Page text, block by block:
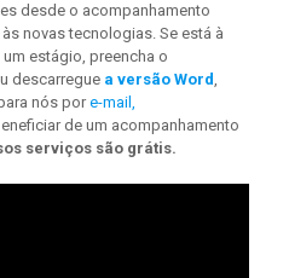
desde o acompanhamento
novas tecnologias. Se está à
estágio, preencha o
descarregue a versão Word
nós pore-mail,
de um acompanhamento
serviços são grátis.